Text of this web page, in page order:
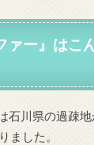
ァー 』はこ
石川県の過疎
ました。